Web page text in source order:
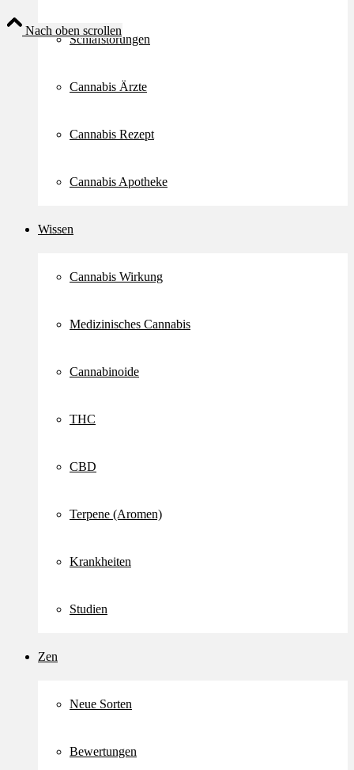
Schlafstörungen
Cannabis Ärzte
Cannabis Rezept
Cannabis Apotheke
Wissen
Cannabis Wirkung
Medizinisches Cannabis
Cannabinoide
THC
CBD
Terpene (Aromen)
Krankheiten
Studien
Zen
Neue Sorten
Bewertungen
Nach oben scrollen